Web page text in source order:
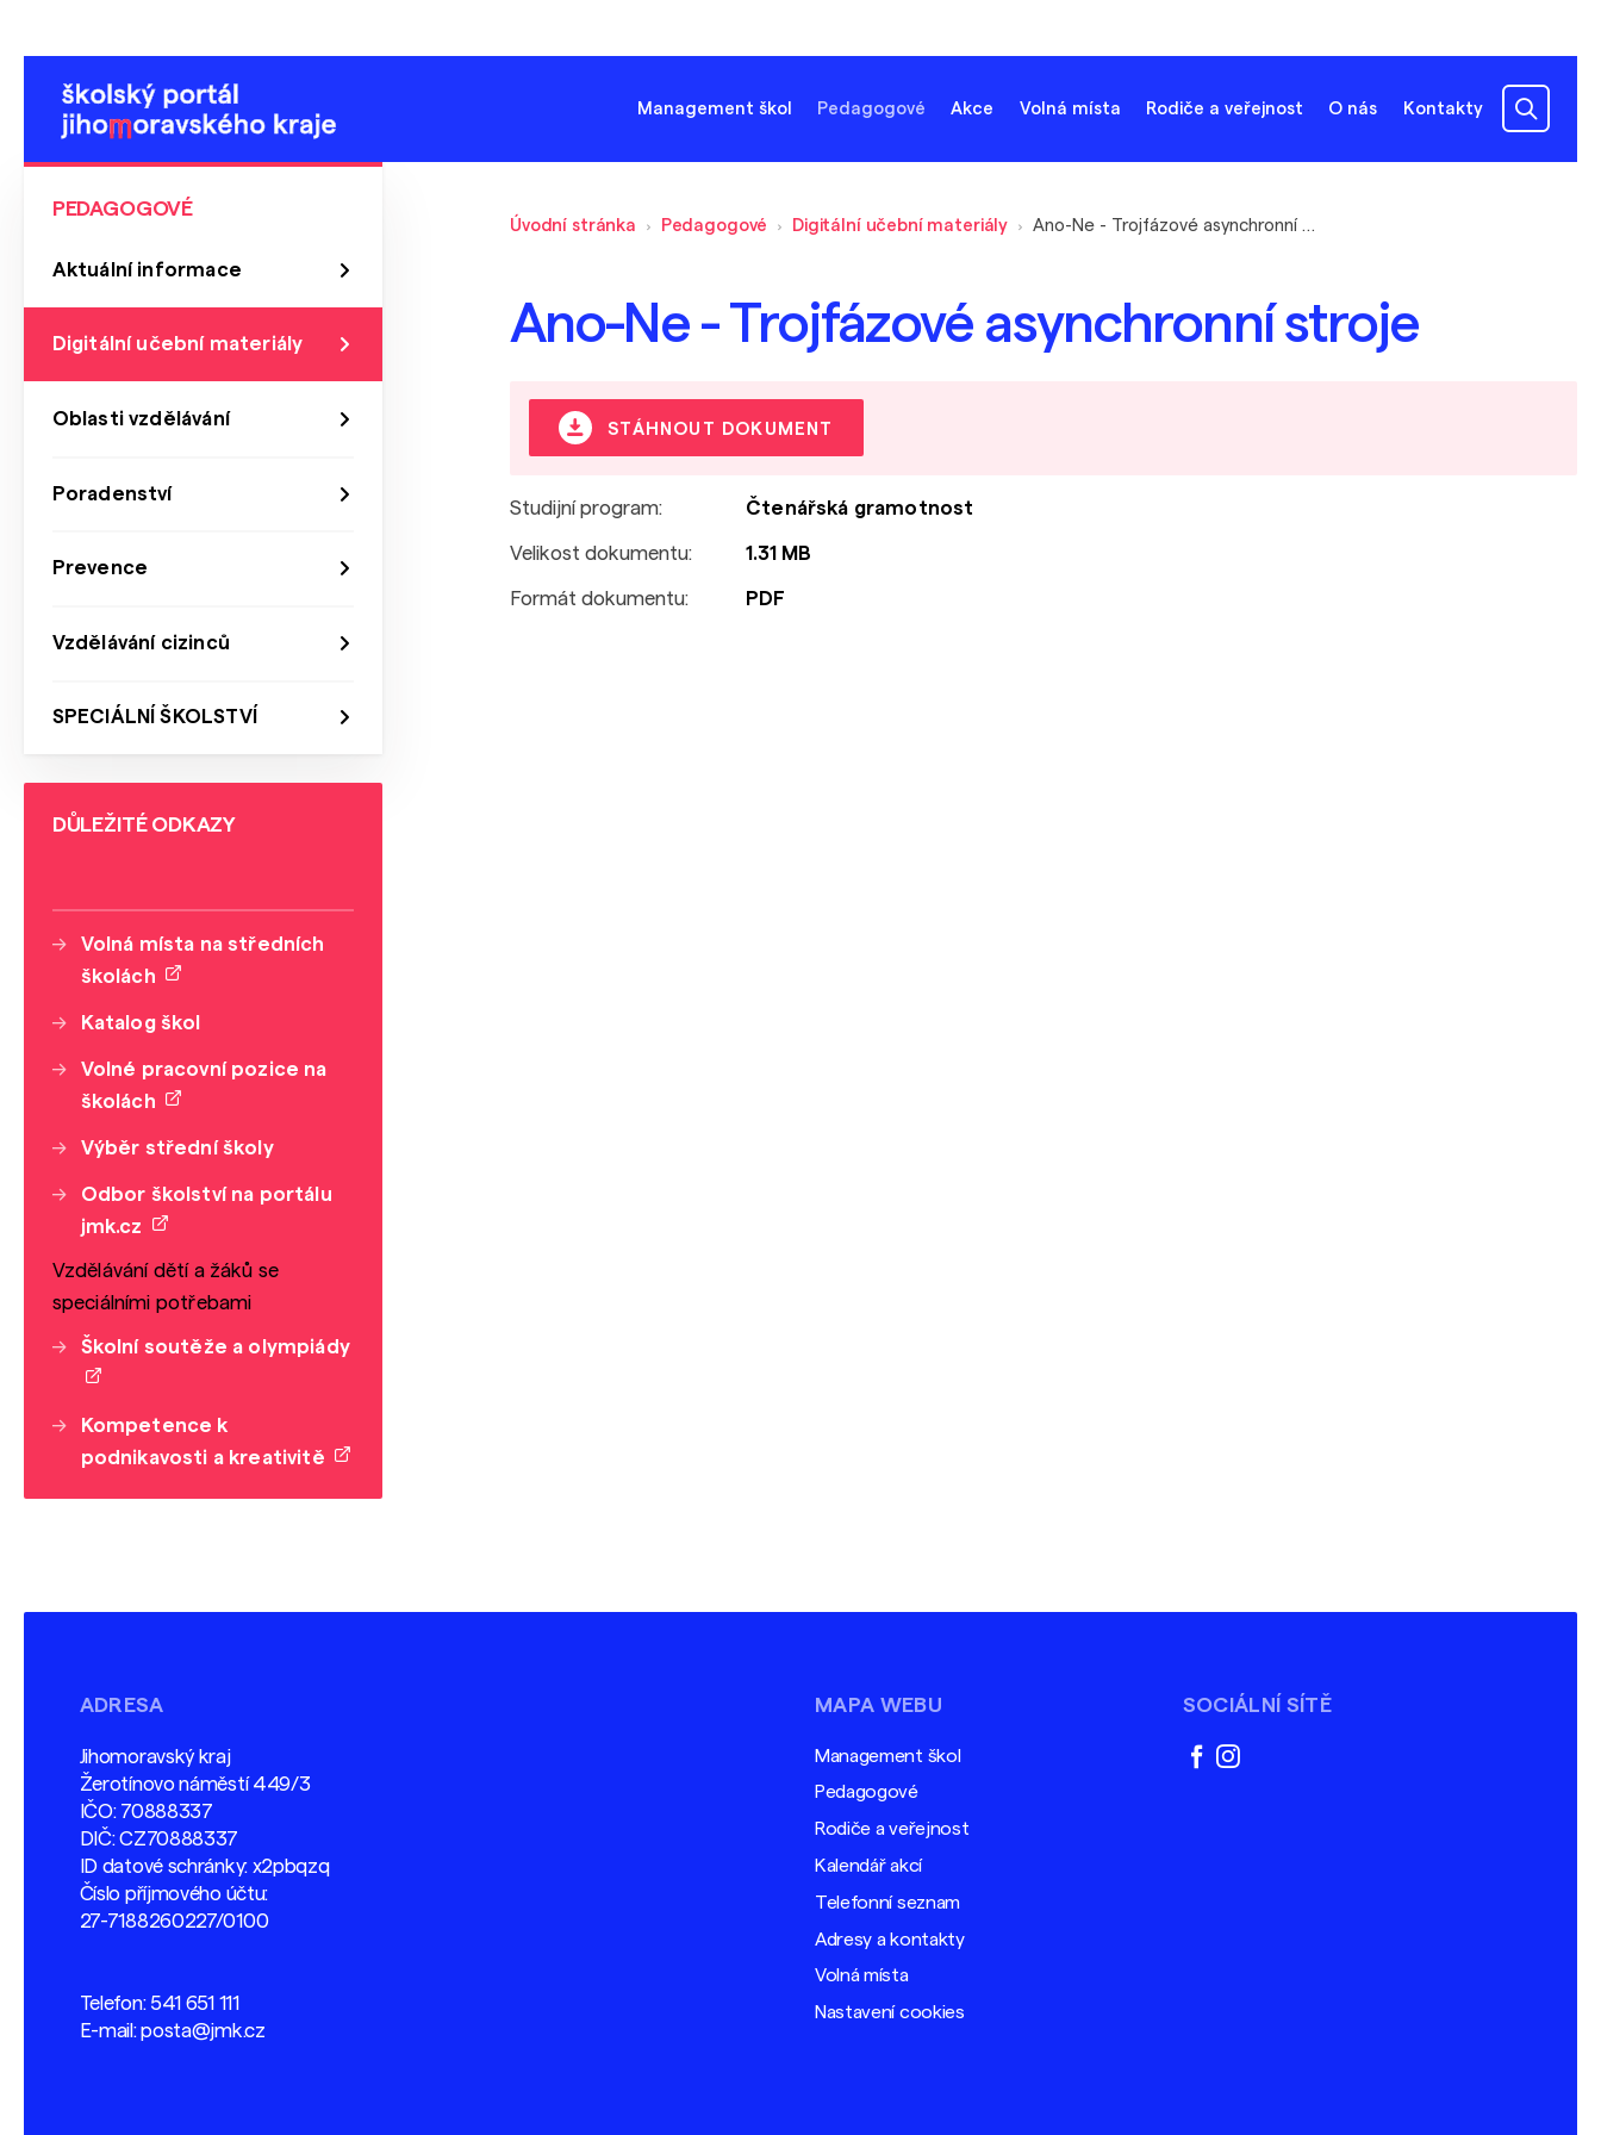
Management škol Pedagogové Akce Volná místa Rodiče a veřejnost O nás Kontakty
Úvodní stránka Pedagogové Digitální učební materiály Ano-Ne - Trojfázové asynchronní stroje
Ano-Ne - Trojfázové asynchronní stroje
STÁHNOUT DOKUMENT
Studijní program: Čtenářská gramotnost
Velikost dokumentu: 1.31 MB
Formát dokumentu: PDF
PEDAGOGOVÉ
Aktuální informace
Digitální učební materiály
Oblasti vzdělávání
Poradenství
Prevence
Vzdělávání cizinců
SPECIÁLNÍ ŠKOLSTVÍ
DŮLEŽITÉ ODKAZY
Volná místa na středních
školách
Katalog škol
Volné pracovní pozice na
školách
Výběr střední školy
Odbor školství na portálu
jmk.cz
Vzdělávání dětí a žáků se
speciálními potřebami
Školní soutěže a olympiády
Kompetence k
podnikavosti a kreativitě
ADRESA
Jihomoravský kraj
Žerotínovo náměstí 449/3
IČO: 70888337
DIČ: CZ70888337
ID datové schránky: x2pbqzq
Číslo příjmového účtu:
27-7188260227/0100
Telefon: 541 651 111
E-mail:posta@jmk.cz
MAPA WEBU
Management škol
Pedagogové
Rodiče a veřejnost
Kalendář akcí
Telefonní seznam
Adresy a kontakty
Volná místa
Nastavení cookies
SOCIÁLNÍ SÍTĚ
facebook
instagram